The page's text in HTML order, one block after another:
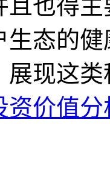
且也得
生态的
展现这
资价值分